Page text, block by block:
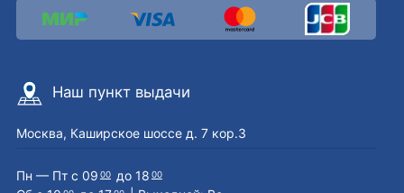
Наш пункт выдачи
Москва, Каширское шоссе д. 7 кор.3
Пн — Пт с 09 00 до 18 00